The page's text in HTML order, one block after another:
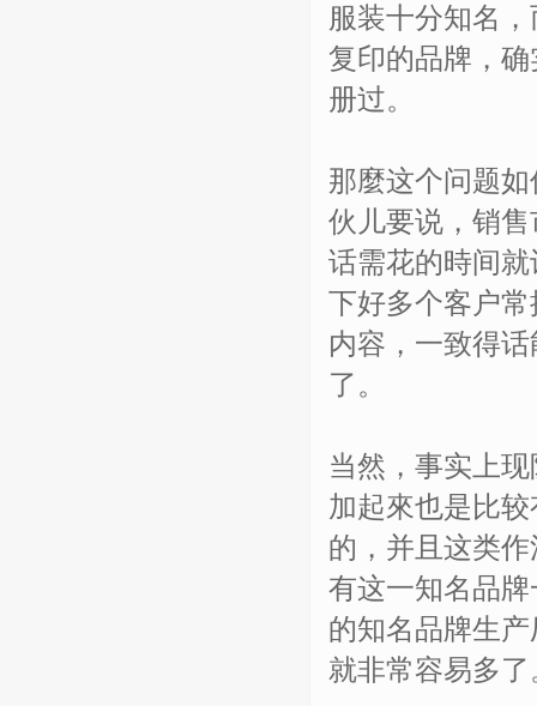
服装十分知名
复印的品牌，
册过。
那麼这个问题
伙儿要说，销
话需花的時间
下好多个客户
内容，一致得
了。
当然，事实上
加起來也是比
的，并且这类
有这一知名品
的知名品牌生
就非常容易多了